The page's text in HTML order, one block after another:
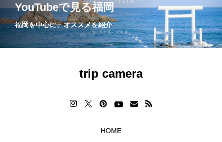
YouTubeで見る福岡
福岡を中心に、オススメを紹介
trip camera
HOME